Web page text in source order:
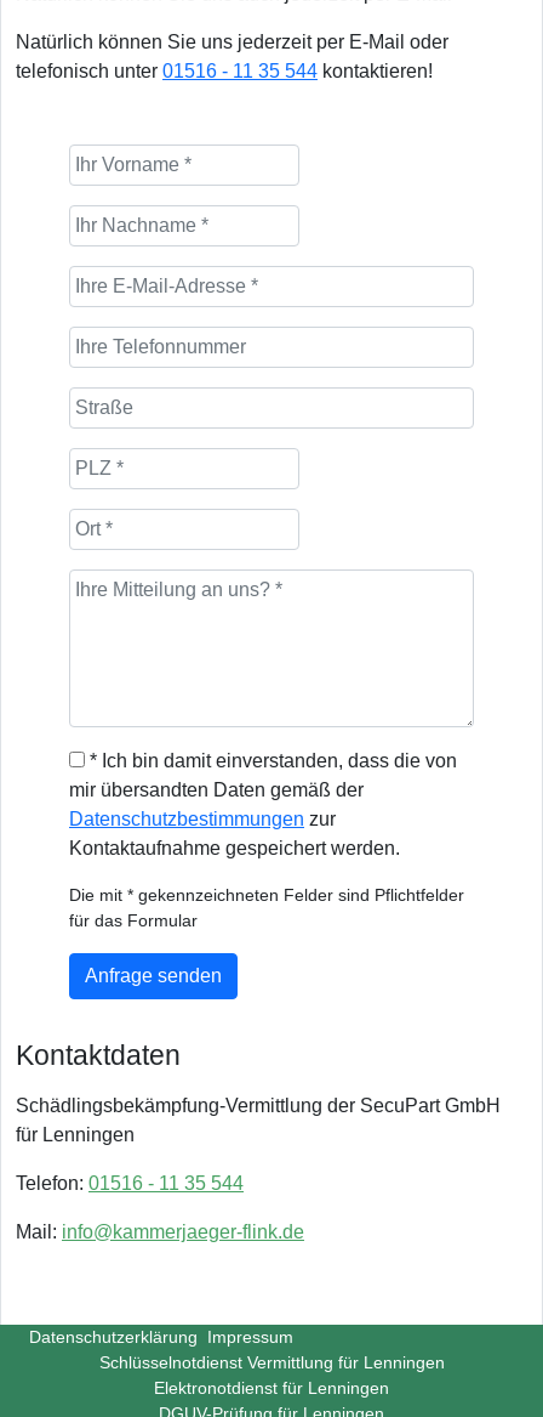
Natürlich können Sie uns jederzeit per E-Mail oder
telefonisch unter 01516 - 11 35 544 kontaktieren!
* Ich bin damit einverstanden, dass die von
mir übersandten Daten gemäß der
Datenschutzbestimmungen zur
Kontaktaufnahme gespeichert werden.
Die mit * gekennzeichneten Felder sind Pflichtfelder
für das Formular
Anfrage senden
Kontaktdaten
Schädlingsbekämpfung-Vermittlung der SecuPart GmbH
für Lenningen
Telefon: 01516 - 11 35 544
Mail: info@kammerjaeger-flink.de
Datenschutzerklärung
Impressum
Schlüsselnotdienst Vermittlung für Lenningen
Elektronotdienst für Lenningen